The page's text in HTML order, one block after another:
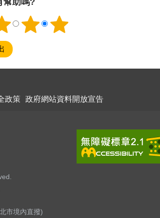
幫助嗎?
政策 政府網站資料開放宣告
市境內直撥)